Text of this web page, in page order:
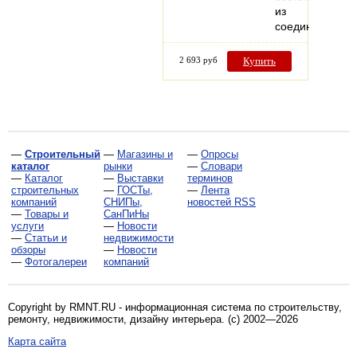
из
соединенных…
2 693 руб Купить
— Строительный
каталог
— Каталог
строительных
компаний
— Товары и
услуги
— Статьи и
обзоры
— Фотогалереи
— Магазины и
рынки
— Выставки
— ГОСТы,
СНИПы,
СанПиНы
— Новости
недвижимости
— Новости
компаний
— Опросы
— Словари
терминов
— Лента
новостей RSS
Copyright by RMNT.RU - информационная система по строительству,
ремонту, недвижимости, дизайну интерьера. (c) 2002—2026
Карта сайта